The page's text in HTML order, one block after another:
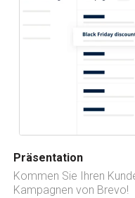
Präsentation
Kommen Sie Ihren
Kampagnen von Brevo!